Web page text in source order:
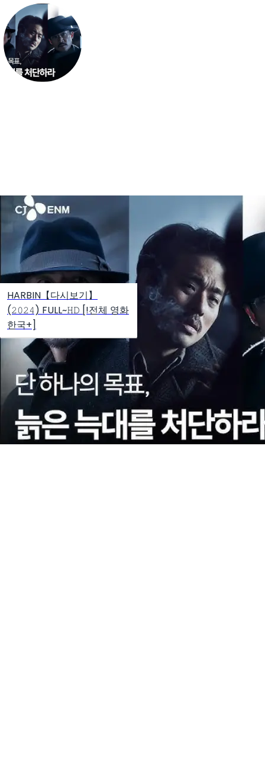
HARBIN【다시보기】
(𝟸𝟶𝟸𝟺) FULL~𝙷𝙳 [!전체 영화
한국+]
Create your hoo.be
About · Report · Terms · Privacy